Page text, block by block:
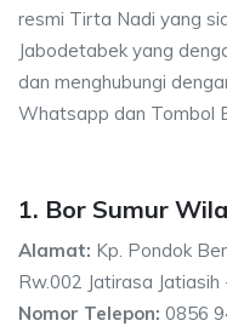
resmi Tirta Nadi yang
Jabodetabek yang
dan menghubungi
Whatsapp dan Tombol
1. Bor Sumur
Alamat: Kp. Pondok
Rw.002 Jatirasa
Nomor Telepon: 0856